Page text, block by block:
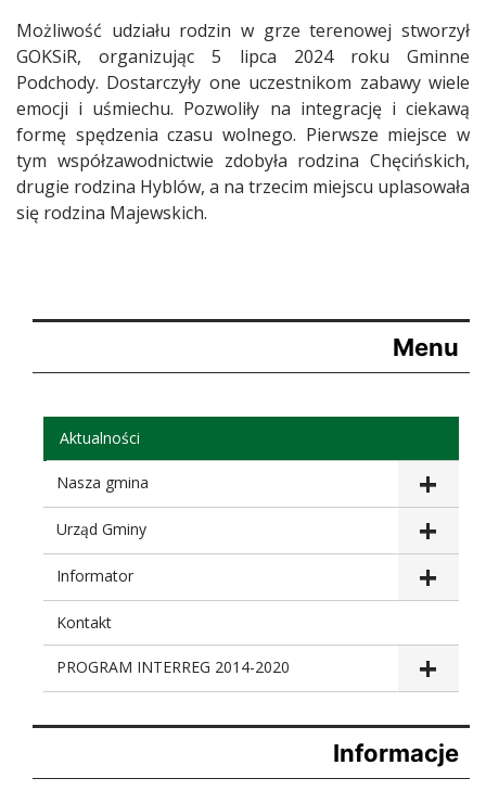
Możliwość udziału rodzin w grze terenowej stworzył
GOKSiR, organizując 5 lipca 2024 roku Gminne
Podchody. Dostarczyły one uczestnikom zabawy wiele
emocji i uśmiechu. Pozwoliły na integrację i ciekawą
formę spędzenia czasu wolnego. Pierwsze miejsce w
tym współzawodnictwie zdobyła rodzina Chęcińskich,
drugie rodzina Hyblów, a na trzecim miejscu uplasowała
się rodzina Majewskich.
Menu
Aktualności
Nasza gmina
Urząd Gminy
Informator
Kontakt
PROGRAM INTERREG 2014-2020
Informacje